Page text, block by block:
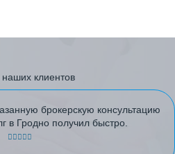
клиентов
брокерскую консультацию
в Гродно получил быстро.